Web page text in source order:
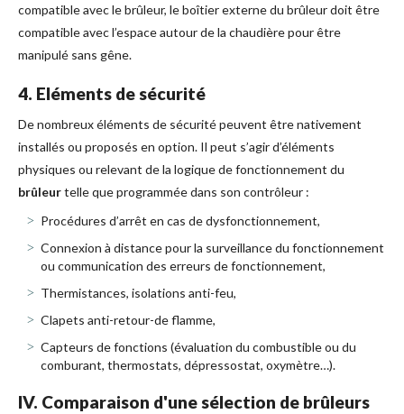
compatible avec le brûleur, le boîtier externe du brûleur doit être
compatible avec l’espace autour de la chaudière pour être
manipulé sans gêne.
4. Eléments de sécurité
De nombreux éléments de sécurité peuvent être nativement
installés ou proposés en option. Il peut s’agir d’éléments
physiques ou relevant de la logique de fonctionnement du
brûleurtelle que programmée dans son contrôleur :
Procédures d’arrêt en cas de dysfonctionnement,
Connexion à distance pour la surveillance du fonctionnement
ou communication des erreurs de fonctionnement,
Thermistances, isolations anti-feu,
Clapets anti-retour-de flamme,
Capteurs de fonctions (évaluation du combustible ou du
comburant, thermostats, dépressostat, oxymètre…).
IV. Comparaison d'une sélection de brûleurs